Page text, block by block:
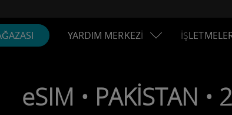
YARDIM MERKEZİ
eSIM • PAKİSTAN